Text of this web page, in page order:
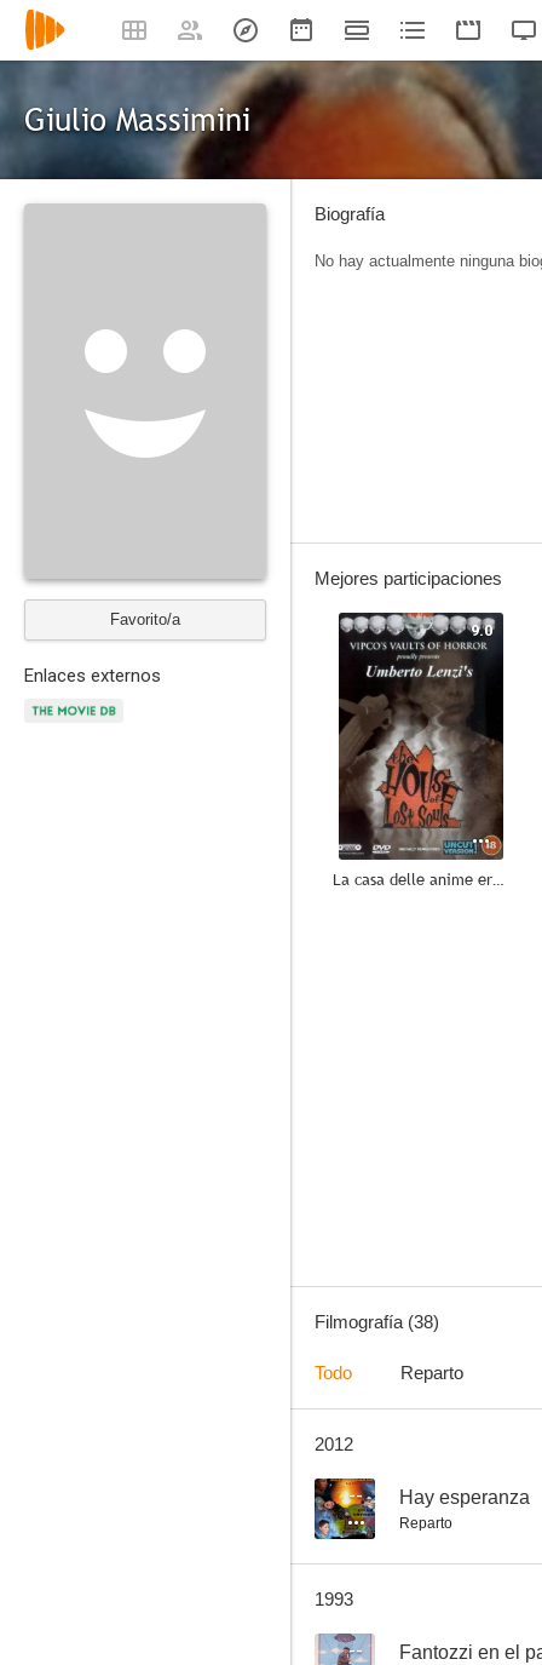
Giulio Massimini
Favorito/a
Enlaces externos
Biografía
No hay actualmente ninguna
Mejores participaciones
9.0
La casa delle anime erranti
Fantozzi en el paraíso
Filmografía (38)
Todo Reparto
2012
-- Hay esperanza
Reparto
1993
-- Fantozzi en el